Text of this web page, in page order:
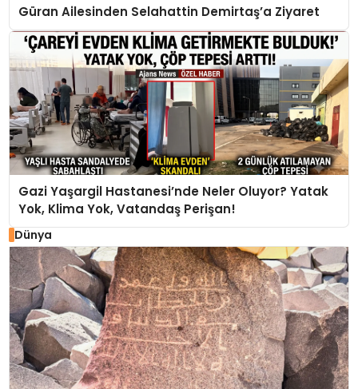
Güran Ailesinden Selahattin Demirtaş’a Ziyaret
Gazi Yaşargil Hastanesi’nde Neler Oluyor? Yatak
Yok, Klima Yok, Vatandaş Perişan!
Dünya